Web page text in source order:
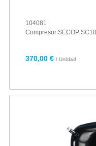
104081
Compresor SECOP
370,00 € / Unidad